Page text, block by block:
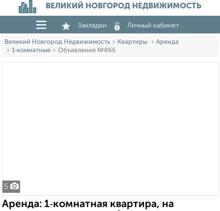
ВЕЛИКИЙ НОВГОРОД НЕДВИЖИМОСТЬ
Закладки Личный кабинет
Великий Новгород Недвижимость Квартиры
Аренда
1‑комнатные
Объявление №866
5
Аренда: 1‑комнатная квартира, на